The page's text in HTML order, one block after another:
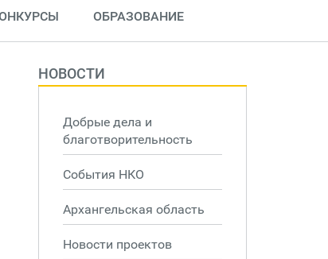
ОБРАЗОВАНИЕ
НОВОСТИ
Добрые дела и
благотворительность
События НКО
Архангельская область
Новости проектов